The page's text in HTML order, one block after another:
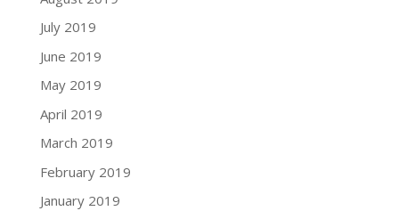
July 2019
June 2019
May 2019
April 2019
March 2019
February 2019
January 2019